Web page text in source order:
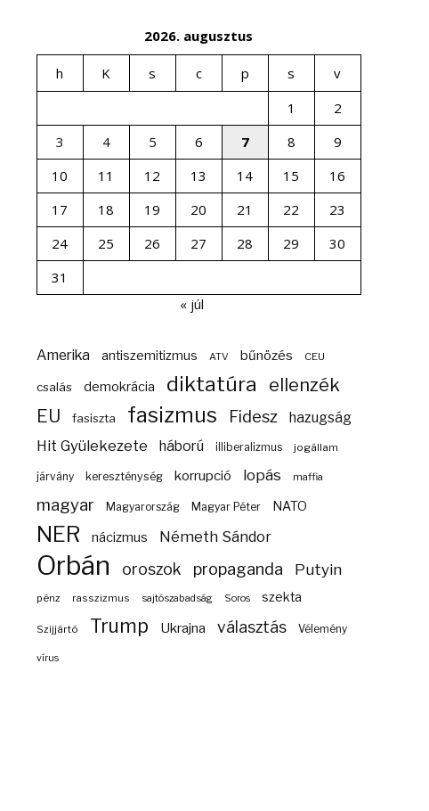
2026. augusztus
h K s c p s
v
1
2
3
4 5 6 7 8
9
10
11 12 13 14 15
16
17
18 19 20 21 22
23
24
25 26 27 28 29
30
31
« júl
Amerika antiszemitizmus ATV bűnözés CEU
csalás demokrácia diktatúra ellenzék
EU fasiszta fasizmus Fidesz hazugság
Hit Gyülekezete háború illiberalizmus jogállam
járvány kereszténység korrupció lopás maffia
magyar Magyarország Magyar Péter NATO
NER nácizmus Németh Sándor
Orbán oroszok propaganda Putyin
pénz rasszizmus sajtószabadság Soros szekta
Szijjártó Trump Ukrajna választás Vélemény
vírus